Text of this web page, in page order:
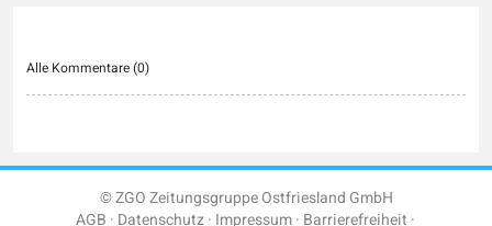
Alle Kommentare (0)
© ZGO Zeitungsgruppe Ostfriesland GmbH
AGB Datenschutz Impressum Barrierefreiheit